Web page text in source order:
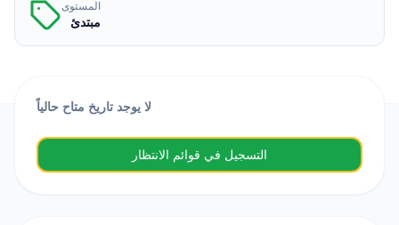
المستوى
مبتدئ
لا يوجد تاريخ متاح حالياً
التسجيل في قوائم الانتظار